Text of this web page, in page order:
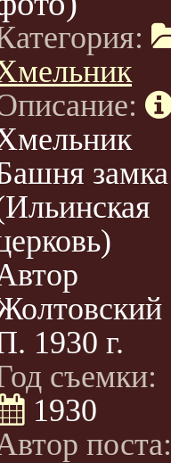
замка
1930 г.
съемки:
1930
поста: